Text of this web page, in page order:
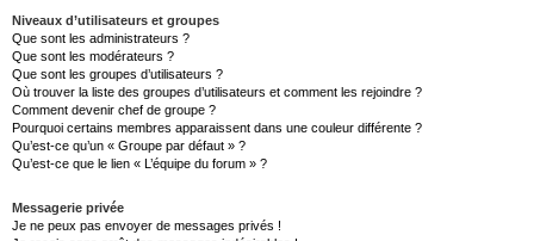
Niveaux d’utilisateurs et groupes
Que sont les administrateurs ?
Que sont les modérateurs ?
Que sont les groupes d’utilisateurs ?
Où trouver la liste des groupes d’utilisateurs et comment les rejoindre ?
Comment devenir chef de groupe ?
Pourquoi certains membres apparaissent dans une couleur différente ?
Qu’est-ce qu’un « Groupe par défaut » ?
Qu’est-ce que le lien « L’équipe du forum » ?
Messagerie privée
Je ne peux pas envoyer de messages privés !